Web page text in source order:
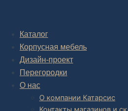
Каталог
Корпусная мебель
Дизайн-проект
Перегородки
О нас
О компании Катарсис
дизайн проекта интерьера,
В салоне мебелииинтернет
есть и готовые товары, которые
корпусная мебель на заказ, включая